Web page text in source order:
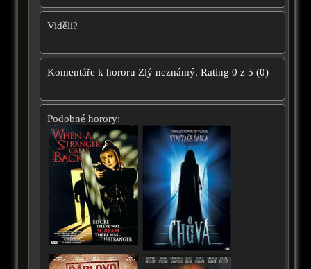
Viděli?
Komentáře k hororu Zlý neznámý. Rating 0 z 5 (0)
Podobné horory: